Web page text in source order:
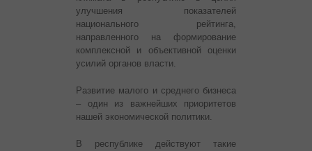
улучшения показателей
национального рейтинга,
направленного на формирование
комплексной и объективной оценки
усилий органов власти.
Развитие малого и среднего бизнеса
– один из важнейших приоритетов
нашей экономической политики.
В республике действуют такие